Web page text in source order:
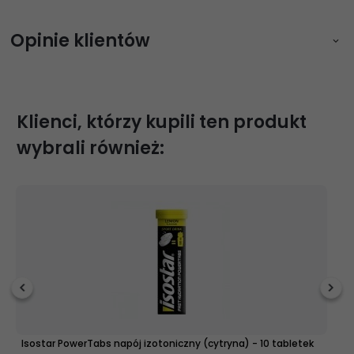
Opinie klientów
Klienci, którzy kupili ten produkt
wybrali również:
Isostar PowerTabs napój izotoniczny (cytryna) - 10 tabletek